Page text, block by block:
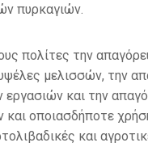
πυρκαγιών.
πολίτες την
μελισσών, την
και την
και οποιασδήποτε
και